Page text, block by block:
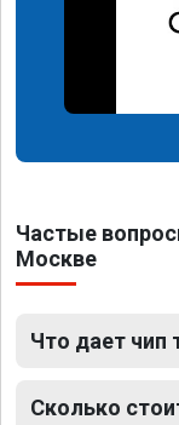
Частые
Москве
Что дает чип
Сколько